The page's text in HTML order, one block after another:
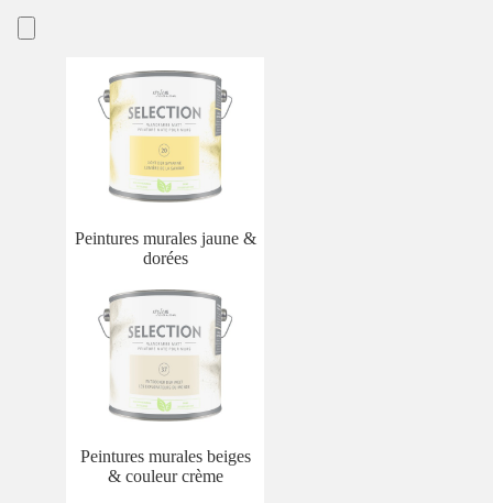
Peintures murales jaune &
dorées
Peintures murales beiges
& couleur crème